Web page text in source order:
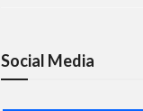
Social Media